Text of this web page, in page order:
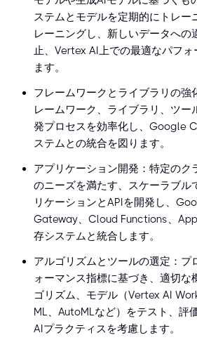
ステムとモデルを定期的にトレー
レーニングし、新しいデータへの
止、Vertex AI上での最適なパフォ
ます。
フレームワークとライブラリの強
レームワーク、ライブラリ、ツー
発プロセスを効率化し、Google
ステムとの統合を図ります。
アプリケーション開発：特定のク
のニーズを満たす、スケーラブル
リケーションとAPIを開発し、
Gateway、Cloud Functions、
存システムと統合します。
アルゴリズムとツールの選定：プ
ォーマンス指標に基づき、適切な
ゴリズム、モデル（Vertex AI
ML、AutoMLなど）をテスト、評
AIプラクティスを考慮します。